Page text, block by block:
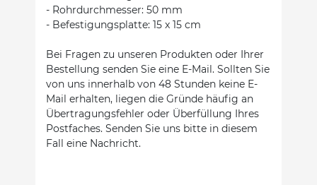
- Rohrdurchmesser: 50 mm
- Befestigungsplatte: 15 x 15 cm
Bei Fragen zu unseren Produkten oder Ihrer
Bestellung senden Sie eine E-Mail. Sollten Sie
von uns innerhalb von 48 Stunden keine E-
Mail erhalten, liegen die Gründe häufig an
Übertragungsfehler oder Überfüllung Ihres
Postfaches. Senden Sie uns bitte in diesem
Fall eine Nachricht.